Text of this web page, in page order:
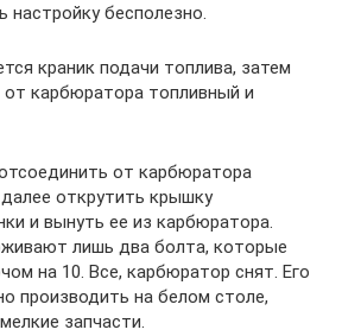
настройку бесполезно.
краник подачи топлива, затем
карбюратора топливный и
от карбюратора
открутить крышку
и вынуть ее из карбюратора.
лишь два болта, которые
на 10. Все, карбюратор снят. Его
производить на белом столе,
запчасти.